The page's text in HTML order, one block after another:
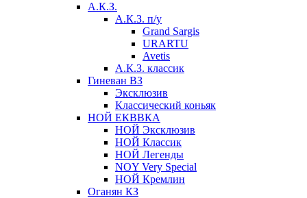
А.К.З.
А.К.З. п/у
Grand Sargis
URARTU
Avetis
А.К.З. классик
Гиневан ВЗ
Эксклюзив
Классический коньяк
НОЙ ЕКВВКА
НОЙ Эксклюзив
НОЙ Классик
НОЙ Легенды
NOY Very Speсial
НОЙ Кремлин
Оганян КЗ